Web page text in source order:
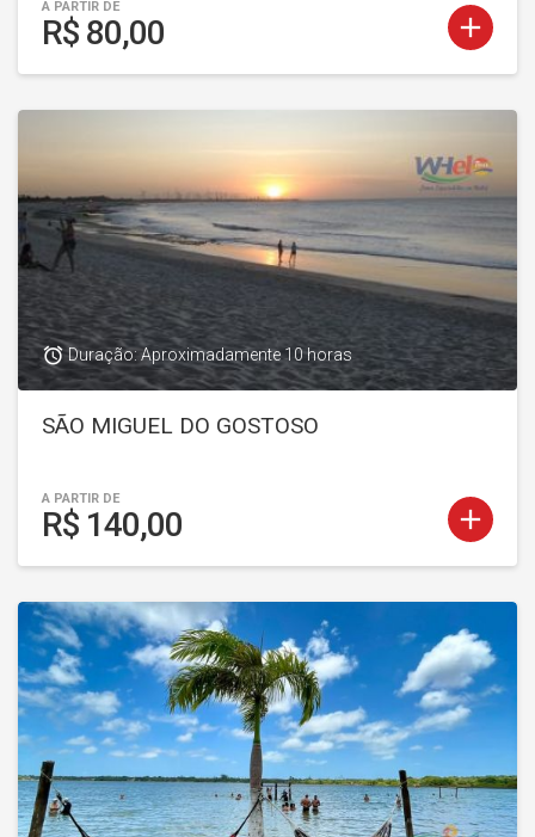
add
A PARTIR DE
R$ 80,00
add
access_alarm Duração: Aproximadamente 10 horas
SÃO MIGUEL DO GOSTOSO
A PARTIR DE
R$ 140,00